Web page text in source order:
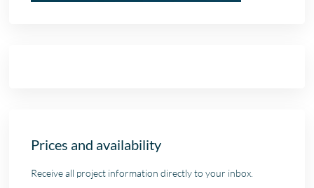
Prices and availability
Receive all project information directly to your inbox.